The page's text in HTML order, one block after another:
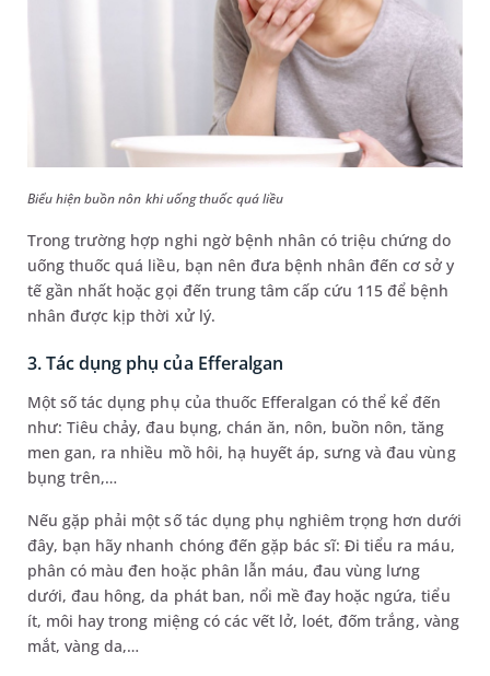
Biểu hiện buồn nôn khi uống thuốc quá liều
Trong trường hợp nghi ngờ bệnh nhân có triệu chứng do
uống thuốc quá liều, bạn nên đưa bệnh nhân đến cơ sở y
tế gần nhất hoặc gọi đến trung tâm cấp cứu 115 để bệnh
nhân được kịp thời xử lý.
3. Tác dụng phụ của Efferalgan
Một số tác dụng phụ của thuốc Efferalgan có thể kể đến
như: Tiêu chảy, đau bụng, chán ăn, nôn, buồn nôn, tăng
men gan, ra nhiều mồ hôi, hạ huyết áp, sưng và đau vùng
bụng trên,…
Nếu gặp phải một số tác dụng phụ nghiêm trọng hơn dưới
đây, bạn hãy nhanh chóng đến gặp bác sĩ: Đi tiểu ra máu,
phân có màu đen hoặc phân lẫn máu, đau vùng lưng
dưới, đau hông, da phát ban, nổi mề đay hoặc ngứa, tiểu
ít, môi hay trong miệng có các vết lở, loét, đốm trắng, vàng
mắt, vàng da,…